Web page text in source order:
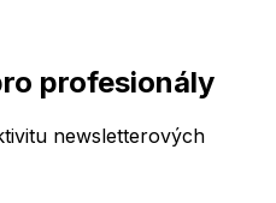
profesionály
newsletterových